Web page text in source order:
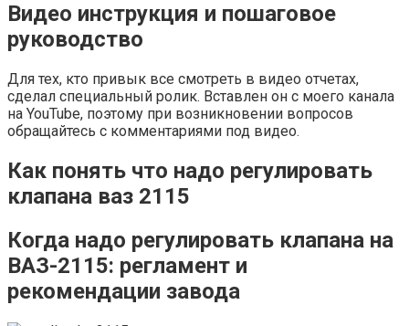
Видео инструкция и пошаговое
руководство
Для тех, кто привык все смотреть в видео отчетах,
сделал специальный ролик. Вставлен он с моего канала
на YouTube, поэтому при возникновении вопросов
обращайтесь с комментариями под видео.
Как понять что надо регулировать
клапана ваз 2115
Когда надо регулировать клапана на
ВАЗ-2115: регламент и
рекомендации завода